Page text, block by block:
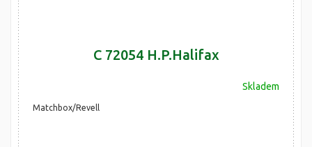
C 72054 H.P.Halifax
Skladem
Matchbox/Revell